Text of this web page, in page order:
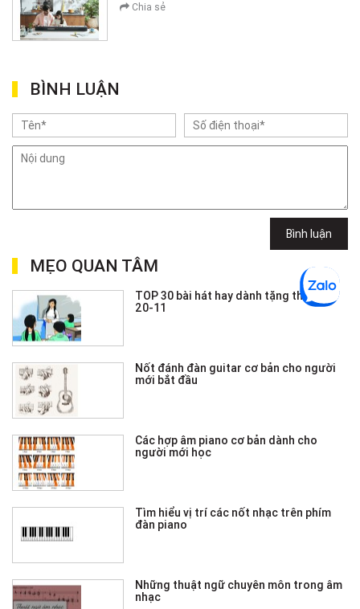
Chia sẻ
BÌNH LUẬN
Bình luận
MẸO QUAN TÂM
TOP 30 bài hát hay dành tặng thầy cô
20-11
Nốt đánh đàn guitar cơ bản cho người
mới bắt đầu
Các hợp âm piano cơ bản dành cho
người mới học
Tìm hiểu vị trí các nốt nhạc trên phím
đàn piano
Những thuật ngữ chuyên môn trong âm
nhạc